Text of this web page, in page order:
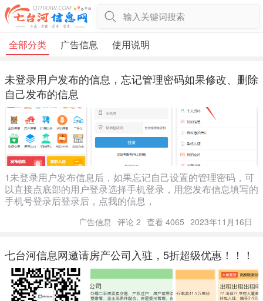
输入关键词搜索
全部分类 广告信息 使用说明
未登录用户发布的信息，忘记管理密码如果修改、删除
自己发布的信息
1未登录用户发布信息后，如果忘记自己设置的管理密码，可
以直接点底部的用户登录选择手机登录，用您发布信息填写的
手机号登录后登录后，点我的信息，
广告信息 评论 2 查看 4065 2023年11月16日
七台河信息网邀请房产公司入驻，5折超级优惠！！！